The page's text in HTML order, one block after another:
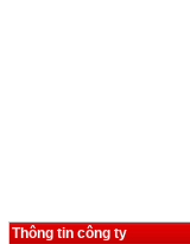
Thông tin công ty